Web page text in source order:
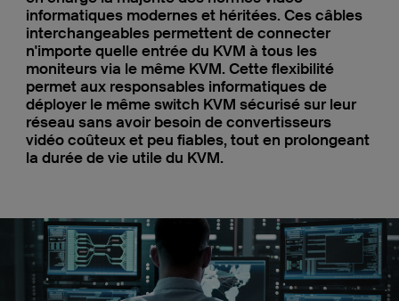
informatiques modernes et héritées. Ces câbles
interchangeables permettent de connecter
n'importe quelle entrée du KVM à tous les
moniteurs via le même KVM. Cette flexibilité
permet aux responsables informatiques de
déployer le même switch KVM sécurisé sur leur
réseau sans avoir besoin de convertisseurs
vidéo coûteux et peu fiables, tout en prolongeant
la durée de vie utile du KVM.